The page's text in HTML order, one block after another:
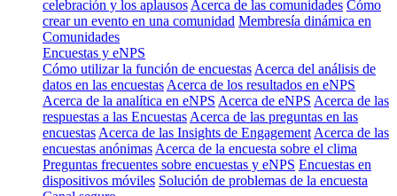
celebración y los aplausos Acerca de las comunidades Cómo
crear un evento en una comunidad Membresía dinámica en
Comunidades
Encuestas y eNPS
Cómo utilizar la función de encuestas Acerca del análisis de
datos en las encuestas Acerca de los resultados en eNPS
Acerca de la analítica en eNPS Acerca de eNPS Acerca de las
respuestas a las Encuestas Acerca de las preguntas en las
encuestas Acerca de las Insights de Engagement Acerca de las
encuestas anónimas Acerca de la encuesta sobre el clima
Preguntas frecuentes sobre encuestas y eNPS Encuestas en
dispositivos móviles Solución de problemas de la encuesta